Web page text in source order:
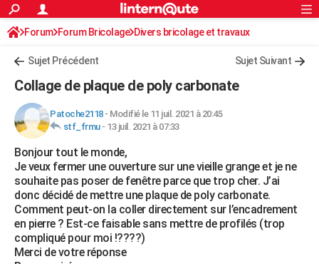
ACTUALITÉS
Politique
Société
Faits Divers
Education
Monde
Villes
+
FINANCE
Retraite
Impôts
Epargne
Immobilier
Risques naturels par ville
Banque
Assurance
Crédit
AUTO
Essais
Réserver un essai
Citadines
Berlines
SUV
Forum auto
+HIGH-TECH
Mobiles
Meilleur smartphone
Internet
Ordinateurs
Jeux vidéo
Guide high-tech
+BRICOLAGE
Forum
Aménagement intérieur
Extérieur
Cuisine
Salle de bains
Jardinage
Rangement
WEEK-END
Guides de France
Escapades
Patrimoine
Expositions
Musées
Week-end nature
+LIFESTYLE
Rechercher
S'inscrire
Connexion
Forum Forum Bricolage Divers bricolage et travaux
Sujet Précédent Sujet Suivant
Collage de plaque de poly carbonate
Patoche2118- Modifié le 11 juil. 2021 à 20:45
stf_frmu- 13 juil. 2021 à 07:33
Bonjour tout le monde,
Je veux fermer une ouverture sur une vieille grange et je ne
souhaite pas poser de fenêtre parce que trop cher. J’ai
donc décidé de mettre une plaque de poly carbonate.
Comment peut-on la coller directement sur l’encadrement
en pierre ? Est-ce faisable sans mettre de profilés (trop
compliqué pour moi !????)
Merci de votre réponse